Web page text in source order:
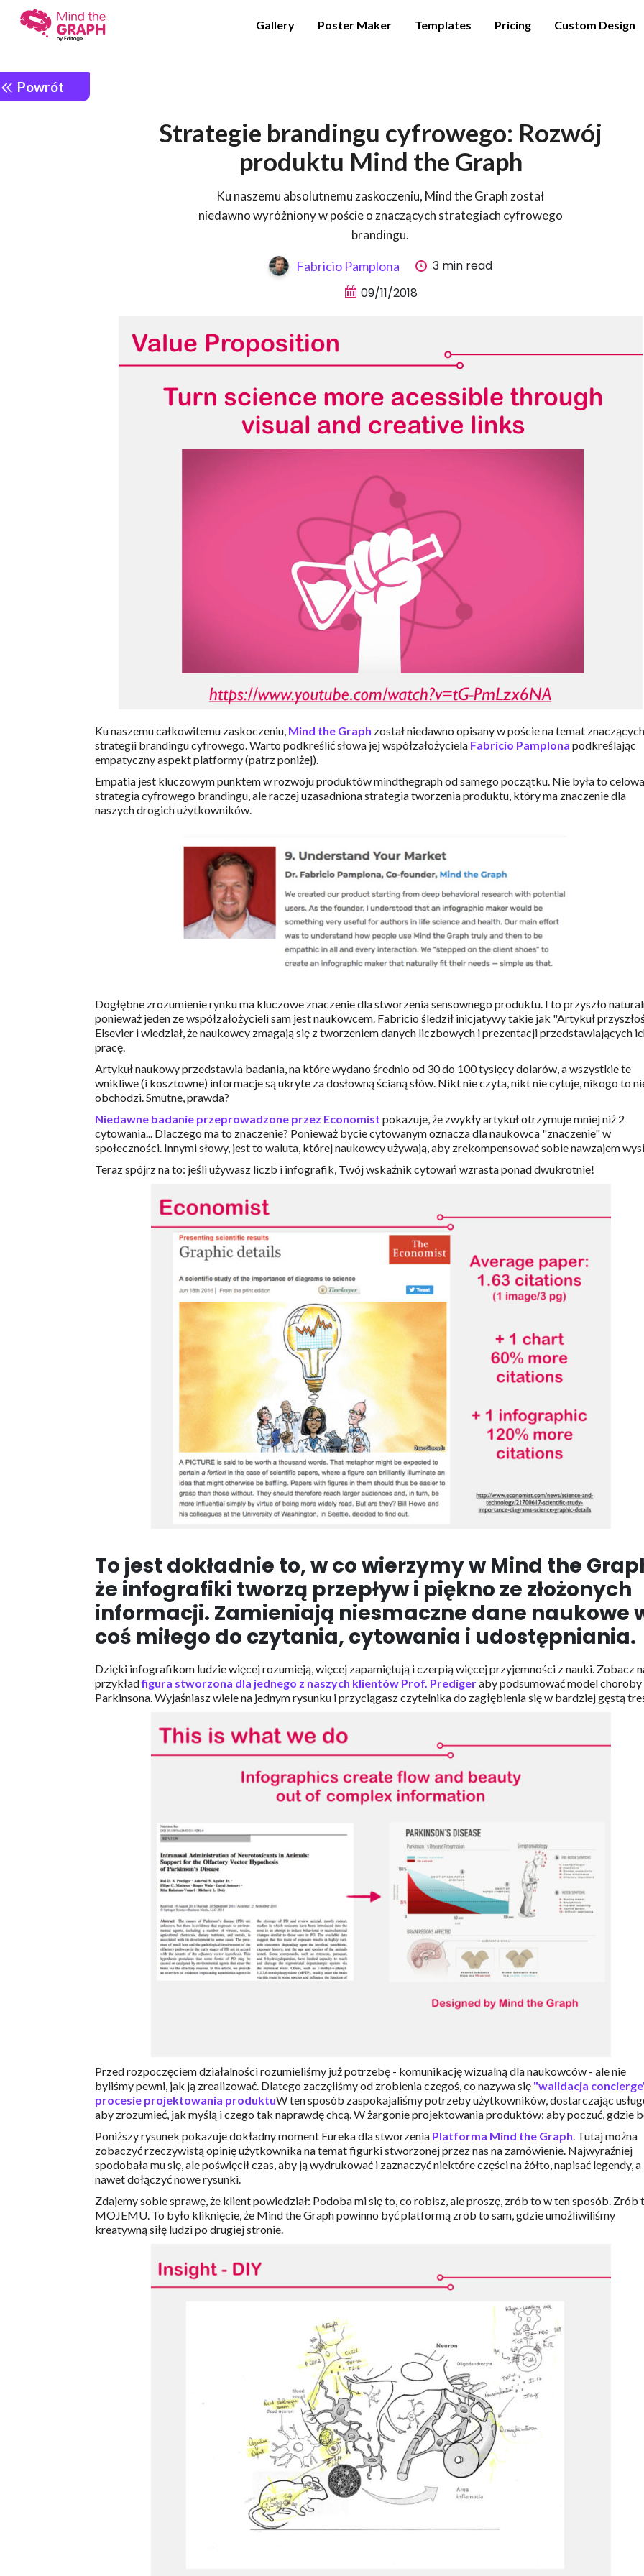
Gallery Poster Maker Templates Pricing Custom Design
Powrót
Strategie brandingu cyfrowego: Rozwój
produktu Mind the Graph
Ku naszemu absolutnemu zaskoczeniu, Mind the Graph został
niedawno wyróżniony w poście o znaczących strategiach cyfrowego
brandingu.
Fabricio Pamplona
3 min read
09/11/2018
Ku naszemu całkowitemu zaskoczeniu, Mind the Graph został niedawno opisany w poście na temat znaczących
strategii brandingu cyfrowego. Warto podkreślić słowa jej współzałożyciela Fabricio Pamplona podkreślając
empatyczny aspekt platformy (patrz poniżej).
Empatia jest kluczowym punktem w rozwoju produktów mindthegraph od samego początku. Nie była to celowa
strategia cyfrowego brandingu, ale raczej uzasadniona strategia tworzenia produktu, który ma znaczenie dla
naszych drogich użytkowników.
Dogłębne zrozumienie rynku ma kluczowe znaczenie dla stworzenia sensownego produktu. I to przyszło
ponieważ jeden ze współzałożycieli sam jest naukowcem. Fabricio śledził inicjatywy takie jak "Artykuł
Elsevier i wiedział, że naukowcy zmagają się z tworzeniem danych liczbowych i prezentacji przedstawiających
pracę.
Artykuł naukowy przedstawia badania, na które wydano średnio od 30 do 100 tysięcy dolarów, a wszystkie te
wnikliwe (i kosztowne) informacje są ukryte za dosłowną ścianą słów. Nikt nie czyta, nikt nie cytuje, nikogo to
obchodzi. Smutne, prawda?
Niedawne badanie przeprowadzone przez Economist pokazuje, że zwykły artykuł otrzymuje mniej niż 2
cytowania... Dlaczego ma to znaczenie? Ponieważ bycie cytowanym oznacza dla naukowca "znaczenie" w
społeczności. Innymi słowy, jest to waluta, której naukowcy używają, aby zrekompensować sobie nawzajem
Teraz spójrz na to: jeśli używasz liczb i infografik, Twój wskaźnik cytowań wzrasta ponad dwukrotnie!
To jest dokładnie to, w co wierzymy w Mind the
że infografiki tworzą przepływ i piękno ze złożonych
informacji. Zamieniają niesmaczne dane naukowe
coś miłego do czytania, cytowania i udostępniania.
Dzięki infografikom ludzie więcej rozumieją, więcej zapamiętują i czerpią więcej przyjemności z nauki. Zobacz
przykładfigura stworzona dla jednego z naszych klientów Prof. Predigeraby podsumować model choroby
Parkinsona. Wyjaśniasz wiele na jednym rysunku i przyciągasz czytelnika do zagłębienia się w bardziej gęstą
Przed rozpoczęciem działalności rozumieliśmy już potrzebę - komunikację wizualną dla naukowców - ale nie
byliśmy pewni, jak ją zrealizować. Dlatego zaczęliśmy od zrobienia czegoś, co nazywa się "walidacja
procesie projektowania produktuW ten sposób zaspokajaliśmy potrzeby użytkowników, dostarczając
aby zrozumieć, jak myślą i czego tak naprawdę chcą. W żargonie projektowania produktów: aby poczuć, gdzie
Poniższy rysunek pokazuje dokładny moment Eureka dla stworzenia Platforma Mind the Graph. Tutaj można
zobaczyć rzeczywistą opinię użytkownika na temat figurki stworzonej przez nas na zamówienie. Najwyraźniej
spodobała mu się, ale poświęcił czas, aby ją wydrukować i zaznaczyć niektóre części na żółto, napisać legendy, a
nawet dołączyć nowe rysunki.
Zdajemy sobie sprawę, że klient powiedział: Podoba mi się to, co robisz, ale proszę, zrób to w ten sposób. Zrób
MOJEMU. To było kliknięcie, że Mind the Graph powinno być platformą zrób to sam, gdzie umożliwiliśmy
kreatywną siłę ludzi po drugiej stronie.